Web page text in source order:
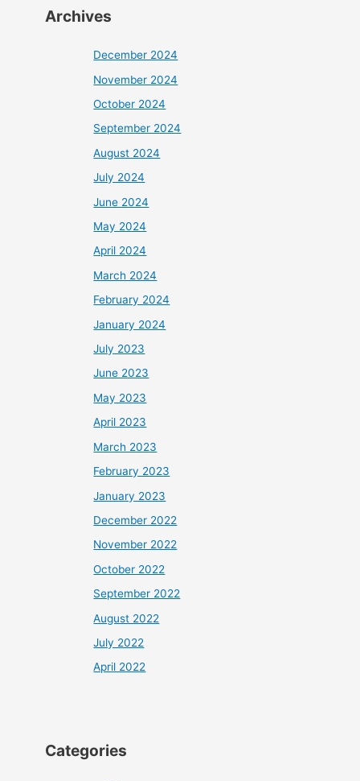
Archives
December 2024
November 2024
October 2024
September 2024
August 2024
July 2024
June 2024
May 2024
April 2024
March 2024
February 2024
January 2024
July 2023
June 2023
May 2023
April 2023
March 2023
February 2023
January 2023
December 2022
November 2022
October 2022
September 2022
August 2022
July 2022
April 2022
Categories